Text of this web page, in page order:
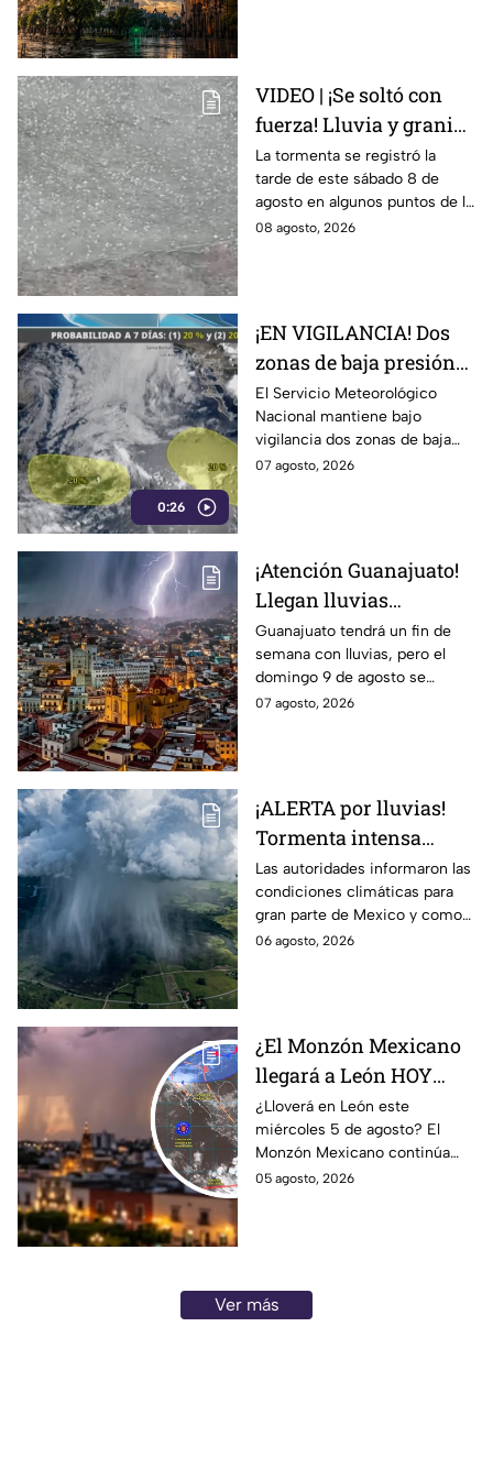
VIDEO | ¡Se soltó con
fuerza! Lluvia y granizo
sorprenden a
habitantes de León;
¿seguirá la tormenta?
La tormenta se registró la
tarde de este sábado 8 de
agosto en algunos puntos de la
ciudad.
08 agosto, 2026
0:26
¡EN VIGILANCIA! Dos
zonas de baja presión
podrían convertirse en
ciclones; ¿se acercan a
México?
El Servicio Meteorológico
Nacional mantiene bajo
vigilancia dos zonas de baja
presión en el Pacífico, debido a
07 agosto, 2026
¡Atención Guanajuato!
Llegan lluvias
FUERTES este fin de
semana: ALERTAN por
DESCARGAS
ELÉCTRICAS y posible
Guanajuato tendrá un fin de
semana con lluvias, pero el
domingo 9 de agosto se
esperan las precipitaciones
07 agosto, 2026
¡ALERTA por lluvias!
Tormenta intensa
azotará en varios
estado; ¿afectará a
Guanajuato?
Las autoridades informaron las
condiciones climáticas para
gran parte de Mexico y como
afectará a la entidad.
06 agosto, 2026
¿El Monzón Mexicano
llegará a León HOY
miércoles? Esto dice el
pronóstico para este 5
de agosto
¿Lloverá en León este
miércoles 5 de agosto? El
Monzón Mexicano continúa
afectando a varios estados del
05 agosto, 2026
Ver más